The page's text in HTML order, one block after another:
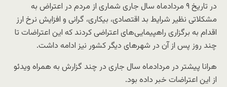
در تاریخ ۹ مردادماه سال جاری شماری از مردم در اعتراض به
مشکلاتی نظیر شرایط بد اقتصادی، بیکاری، گرانی و افزایش نرخ ارز
اقدام به برگزاری راهپیمایی‌های اعتراضی کردند که این اعتراضات تا
چند روز پس از آن در شهرهای دیگر کشور نیز ادامه داشت.
هرانا پیشتر در مردادماه سال جاری در چند گزارش به همراه ویدئو
از این اعتراضات خبر داده بود.